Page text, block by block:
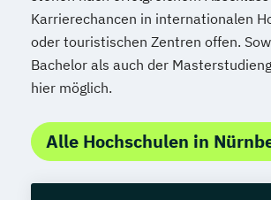
Karrierechancen in internationalen
oder touristischen Zentren offen.
Bachelor als auch der
hier möglich.
Alle Hochschulen in